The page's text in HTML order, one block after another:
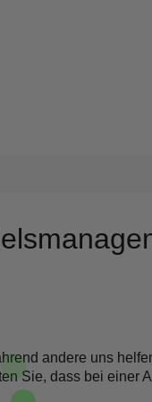
andere uns
Sie, dass bei